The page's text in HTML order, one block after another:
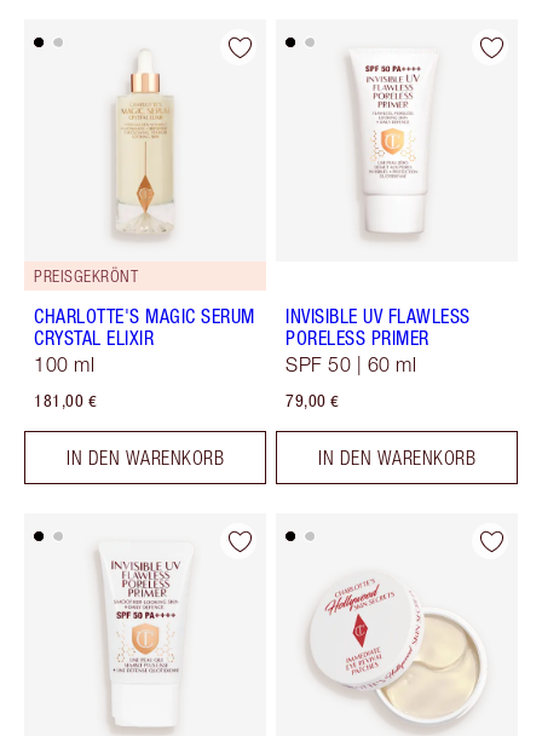
PREISGEKRÖNT
CHARLOTTE'S MAGIC SERUM
CRYSTAL ELIXIR
100 ml
181,00 €
IN DEN WARENKORB
INVISIBLE UV FLAWLESS
PORELESS PRIMER
SPF 50 | 60 ml
79,00 €
IN DEN WARENKORB